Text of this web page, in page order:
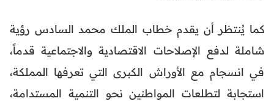
كما يُنتظر أن يقدم خطاب الملك محمد السادس رؤية
شاملة لدفع الإصلاحات الاقتصادية والاجتماعية قدماً،
في انسجام مع الأوراش الكبرى التي تعرفها المملكة،
استجابة لتطلعات المواطنين نحو التنمية المستدامة،